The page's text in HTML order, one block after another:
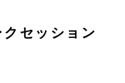
セッション